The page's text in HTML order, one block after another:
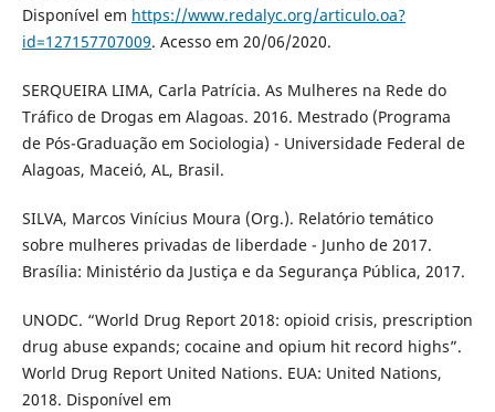
Disponível em https://www.redalyc.org/articulo.oa?
id=127157707009. Acesso em 20/06/2020.
SERQUEIRA LIMA, Carla Patrícia. As Mulheres na Rede do
Tráfico de Drogas em Alagoas. 2016. Mestrado (Programa
de Pós-Graduação em Sociologia) - Universidade Federal de
Alagoas, Maceió, AL, Brasil.
SILVA, Marcos Vinícius Moura (Org.). Relatório temático
sobre mulheres privadas de liberdade - Junho de 2017.
Brasília: Ministério da Justiça e da Segurança Pública, 2017.
UNODC. “World Drug Report 2018: opioid crisis, prescription
drug abuse expands; cocaine and opium hit record highs”.
World Drug Report United Nations. EUA: United Nations,
2018. Disponível em